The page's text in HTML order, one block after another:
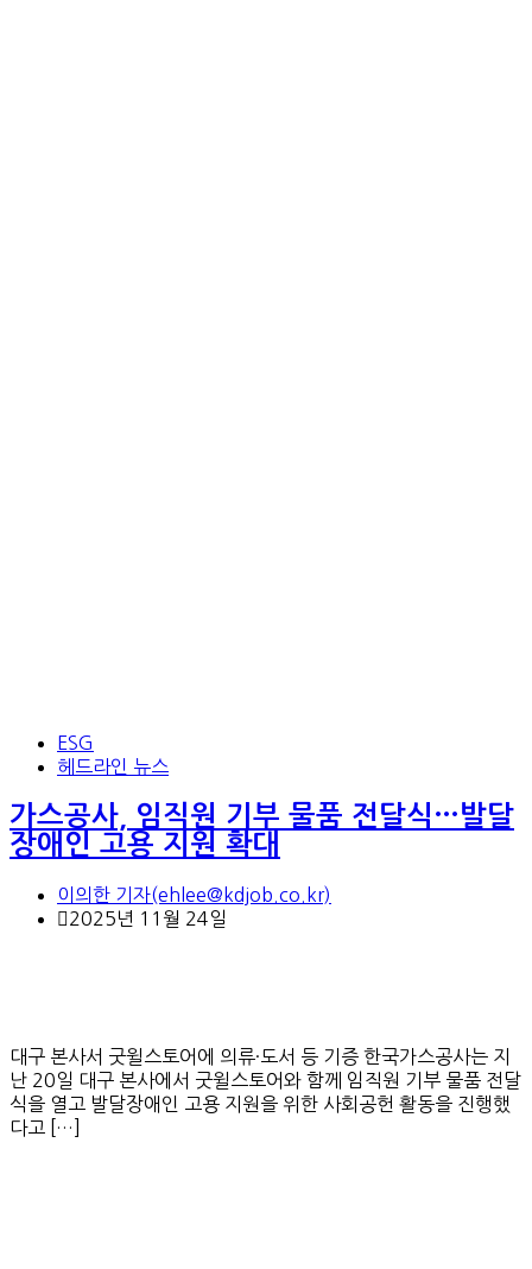
ESG
헤드라인 뉴스
가스공사, 임직원 기부 물품 전달식…발달
장애인 고용 지원 확대
이의한 기자(ehlee@kdjob.co.kr)
2025년 11월 24일
대구 본사서 굿윌스토어에 의류·도서 등 기증 한국가스공사는 지
난 20일 대구 본사에서 굿윌스토어와 함께 임직원 기부 물품 전달
식을 열고 발달장애인 고용 지원을 위한 사회공헌 활동을 진행했
다고 […]